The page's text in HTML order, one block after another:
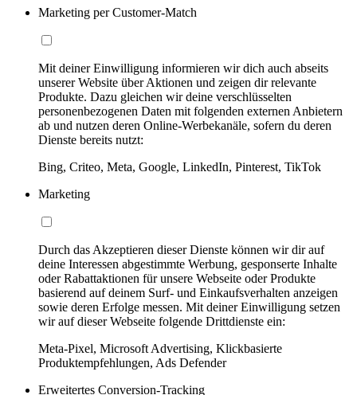
Marketing per Customer-Match
Mit deiner Einwilligung informieren wir dich auch abseits
unserer Website über Aktionen und zeigen dir relevante
Produkte. Dazu gleichen wir deine verschlüsselten
personenbezogenen Daten mit folgenden externen Anbietern
ab und nutzen deren Online-Werbekanäle, sofern du deren
Dienste bereits nutzt:
Bing, Criteo, Meta, Google, LinkedIn, Pinterest, TikTok
Marketing
Durch das Akzeptieren dieser Dienste können wir dir auf
deine Interessen abgestimmte Werbung, gesponserte Inhalte
oder Rabattaktionen für unsere Webseite oder Produkte
basierend auf deinem Surf- und Einkaufsverhalten anzeigen
sowie deren Erfolge messen. Mit deiner Einwilligung setzen
wir auf dieser Webseite folgende Drittdienste ein:
Meta-Pixel, Microsoft Advertising, Klickbasierte
Produktempfehlungen, Ads Defender
Erweitertes Conversion-Tracking